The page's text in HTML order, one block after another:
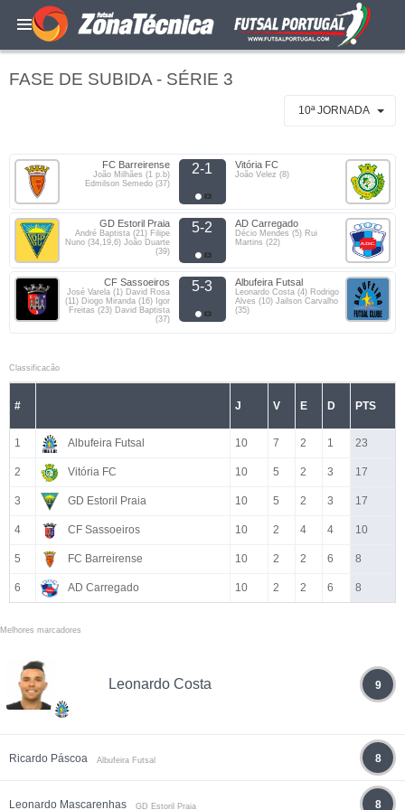
FASE DE SUBIDA - SÉRIE 3
10ª JORNADA
FC Barreirense
João Milhães (1 p.b)
Edmilson Semedo (37)
2-1 Vitória FC
João Velez (8)
GD Estoril Praia
André Baptista (21) Filipe
Nuno (34,19,6) João Duarte
(39)
5-2 AD Carregado
Décio Mendes (5) Rui
Martins (22)
CF Sassoeiros
José Varela (1) David Rosa
(11) Diogo Miranda (16) Igor
Freitas (23) David Baptista
(37)
5-3 Albufeira Futsal
Leonardo Costa (4) Rodrigo
Alves (10) Jailson Carvalho
(35)
Classificacão
# J V E D PTS
1 Albufeira Futsal 10 7 2 1 23
2 Vitória FC 10 5 2 3 17
3 GD Estoril Praia 10 5 2 3 17
4 CF Sassoeiros 10 2 4 4 10
5 FC Barreirense 10 2 2 6 8
6 AD Carregado 10 2 2 6 8
Melhores marcadores
Leonardo Costa 9
Ricardo Páscoa Albufeira Futsal 8
Leonardo Mascarenhas GD Estoril Praia 8